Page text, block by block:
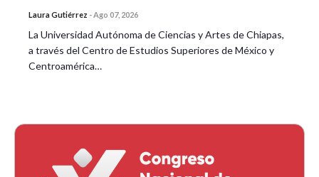
Laura Gutiérrez -Ago 07, 2026
La Universidad Autónoma de Ciencias y Artes de Chiapas,
a través del Centro de Estudios Superiores de México y
Centroamérica…